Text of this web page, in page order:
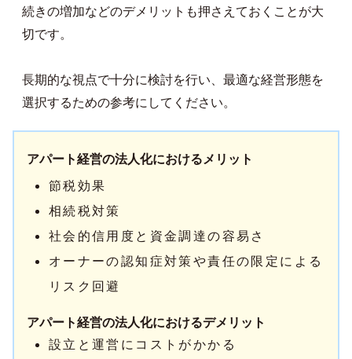
続きの増加などのデメリットも押さえておくことが大
切です。
長期的な視点で十分に検討を行い、最適な経営形態を
選択するための参考にしてください。
アパート経営の法人化におけるメリット
節税効果
相続税対策
社会的信用度と資金調達の容易さ
オーナーの認知症対策や責任の限定による
リスク回避
アパート経営の法人化におけるデメリット
設立と運営にコストがかかる